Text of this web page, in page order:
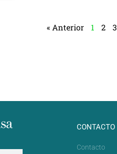
« Anterior 1 2 3
CONTACTO
Contacto